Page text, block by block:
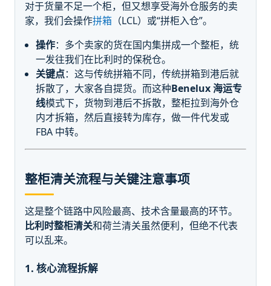
对于货量不足一个柜，但又想享受海外仓服务的卖
家，我们会操作拼箱 （LCL）或“拼柜入仓”。
操作：多个卖家的货在国内集拼成一个整柜，统
一发往我们在比利时的保税仓。
关键点：这与传统拼箱不同，传统拼箱到港后就
拆散了，大家各自提货。而这种Benelux 海运专
线模式下，货物到港后不拆散，整柜拉到海外仓
内才拆箱，然后直接转为库存，做一件代发或
FBA 中转。
整柜清关流程与关键注意事项
这是整个链路中风险最高、技术含量最高的环节。
比利时整柜清关和荷兰清关虽然便利，但绝不代表
可以乱来。
1. 核心流程拆解